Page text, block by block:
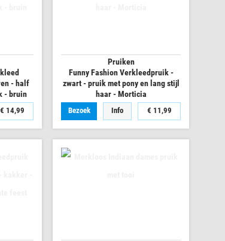
- half
- bruin
€ 14,99
Pruiken
Funny Fashion Verkleedpruik -
zwart - pruik met pony en lang stijl
haar - Morticia
Bezoek Info € 11,99